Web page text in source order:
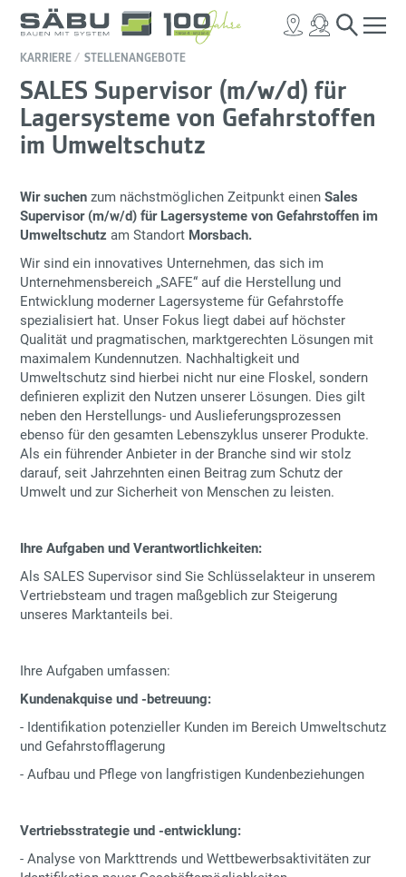
KARRIERE STELLENANGEBOTE
SALES Supervisor (m/w/d) für
Lagersysteme von Gefahrstoffen
im Umweltschutz
Wir suchen zum nächstmöglichen Zeitpunkt einenSales
Supervisor (m/w/d) für Lagersysteme von Gefahrstoffen im
Umweltschutz am StandortMorsbach.
Wir sind ein innovatives Unternehmen, das sich im
Unternehmensbereich „SAFE“ auf die Herstellung und
Entwicklung moderner Lagersysteme für Gefahrstoffe
spezialisiert hat. Unser Fokus liegt dabei auf höchster
Qualität und pragmatischen, marktgerechten Lösungen mit
maximalem Kundennutzen. Nachhaltigkeit und
Umweltschutz sind hierbei nicht nur eine Floskel, sondern
definieren explizit den Nutzen unserer Lösungen. Dies gilt
neben den Herstellungs- und Auslieferungsprozessen
ebenso für den gesamten Lebenszyklus unserer Produkte.
Als ein führender Anbieter in der Branche sind wir stolz
darauf, seit Jahrzehnten einen Beitrag zum Schutz der
Umwelt und zur Sicherheit von Menschen zu leisten.
Ihre Aufgaben und Verantwortlichkeiten:
Als SALES Supervisor sind Sie Schlüsselakteur in unserem
Vertriebsteam und tragen maßgeblich zur Steigerung
unseres Marktanteils bei.
Ihre Aufgaben umfassen:
Kundenakquise und -betreuung:
- Identifikation potenzieller Kunden im Bereich Umweltschutz
und Gefahrstofflagerung
- Aufbau und Pflege von langfristigen Kundenbeziehungen
Vertriebsstrategie und -entwicklung:
- Analyse von Markttrends und Wettbewerbsaktivitäten zur